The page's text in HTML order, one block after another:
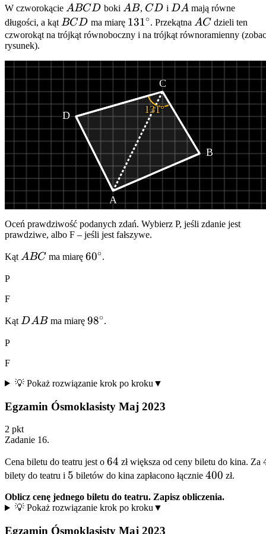
W czworokącie ABCD
ABCD boki AB
AB, CD
CD i DA
DA mają równe
długości, a kąt BCD
BCD ma miarę 131^\circ
131∘. Przekątna AC
AC dzieli ten
czworokąt na trójkąt równoboczny i na trójkąt równoramienny
rysunek).
131°
A
B
C
D
Oceń prawdziwość podanych zdań. Wybierz P, jeśli zdanie jest
prawdziwe, albo F – jeśli jest fałszywe.
Kąt ABC
ABC ma miarę60^\circ
60∘.
P
F
Kąt DAB
DABma miarę 98^\circ
98∘.
P
F
💡 Pokaż rozwiązanie krok po kroku ▼
Egzamin Ósmoklasisty Maj 2023
2 pkt
Zadanie 16.
Cena biletu do teatru jest o 64
64 zł większa od ceny biletu do kina. Za
bilety do teatru i 5
5 biletów do kina zapłacono łącznie 400
400 zł.
Oblicz cenę jednego biletu do teatru. Zapisz obliczenia.
💡 Pokaż rozwiązanie krok po kroku ▼
Egzamin Ósmoklasisty Maj 2023